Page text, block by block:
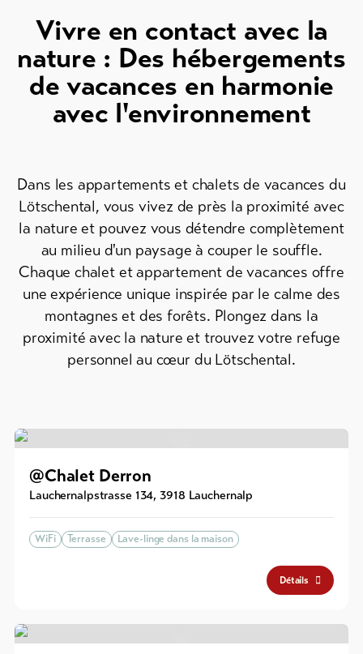
Vers
l'aperçu
Bons
cadeau
Souvenirs
Vivre en contact avec la
nature : Des hébergements
de vacances en harmonie
avec l'environnement
Dans les appartements et chalets de vacances du
Lötschental, vous vivez de près la proximité avec
la nature et pouvez vous détendre complètement
au milieu d'un paysage à couper le souffle.
Chaque chalet et appartement de vacances offre
une expérience unique inspirée par le calme des
montagnes et des forêts. Plongez dans la
proximité avec la nature et trouvez votre refuge
personnel au cœur du Lötschental.
@Chalet Derron
Lauchernalpstrasse 134, 3918 Lauchernalp
WiFi Terrasse Lave-linge dans la maison
Détails